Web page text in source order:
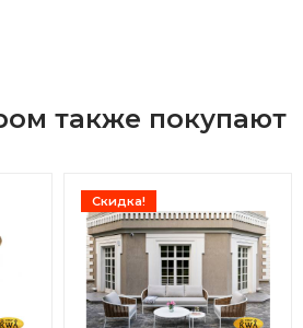
также покупают
Скидка!